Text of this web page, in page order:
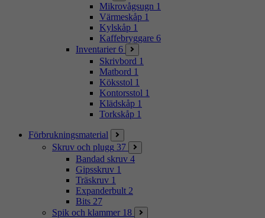
Mikrovågsugn 1
Värmeskåp 1
Kylskåp 1
Kaffebryggare 6
Inventarier 6
Skrivbord 1
Matbord 1
Köksstol 1
Kontorsstol 1
Klädskåp 1
Torkskåp 1
Förbrukningsmaterial
Skruv och plugg 37
Bandad skruv 4
Gipsskruv 1
Träskruv 1
Expanderbult 2
Bits 27
Spik och klammer 18